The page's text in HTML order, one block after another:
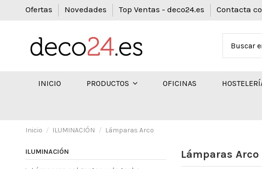
Ofertas Novedades Top Ventas - deco24.es Contacta
INICIO PRODUCTOS OFICINAS
Inicio ILUMINACIÓN Lámparas Arco
Lámparas Arco
ILUMINACIÓN